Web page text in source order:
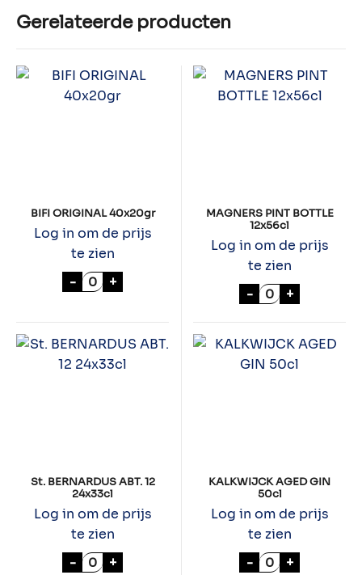
Gerelateerde producten
BIFI ORIGINAL 40x20gr
Log in om de prijs
te zien
- BIFI ORIGINAL 40x20gr aantal
+
MAGNERS PINT BOTTLE
12x56cl
Log in om de prijs
te zien
- MAGNERS
+
St. BERNARDUS ABT. 12
24x33cl
Log in om de prijs
te zien
- St. BERNARDUS ABT. 12 24x33cl aantal
+
KALKWIJCK AGED GIN
50cl
Log in om de prijs
te zien
- KALKWIJCK
+